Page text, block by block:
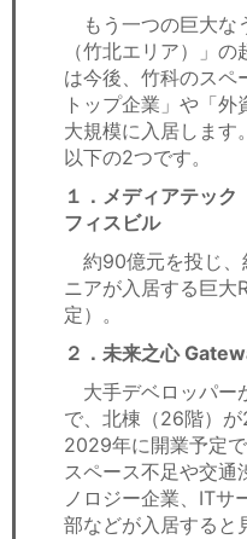
もう一つの巨大な
（竹北エリア）」
は今後、竹科のスペ
トップ企業」や「
大規模に入居します
以下の2つです。
１．メディアテッ
フィスビル
約90億元を投じ、
ニアが入居する巨大
定）。
２．未来之心
大手デベロッパー
で、北棟（26階）
2029年に開業予定
スペース不足や交通
ノロジー企業、ITサ
部などが入居すると